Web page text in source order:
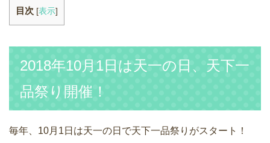
目次 [表示]
2018年10月1日は天一の日、天下一
品祭り開催！
毎年、10月1日は天一の日で天下一品祭りがスタート！